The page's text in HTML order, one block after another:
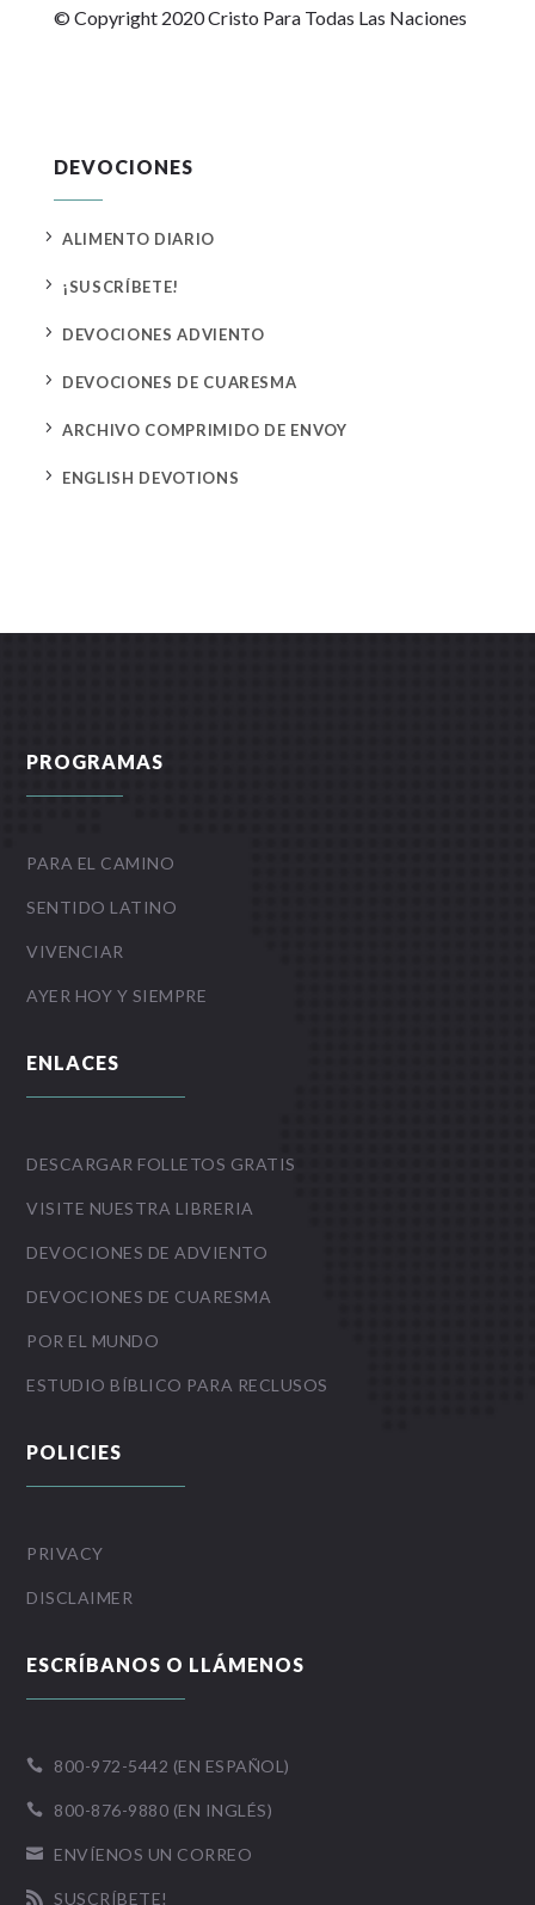
© Copyright 2020 Cristo Para Todas Las Naciones
DEVOCIONES
5 ALIMENTO DIARIO
5 ¡SUSCRÍBETE!
5 DEVOCIONES ADVIENTO
5 DEVOCIONES DE CUARESMA
5 ARCHIVO COMPRIMIDO DE ENVOY
5 ENGLISH DEVOTIONS
PROGRAMAS
PARA EL CAMINO
SENTIDO LATINO
VIVENCIAR
AYER HOY Y SIEMPRE
ENLACES
DESCARGAR FOLLETOS GRATIS
VISITE NUESTRA LIBRERIA
DEVOCIONES DE ADVIENTO
DEVOCIONES DE CUARESMA
POR EL MUNDO
ESTUDIO BÍBLICO PARA RECLUSOS
POLICIES
PRIVACY
DISCLAIMER
ESCRÍBANOS O LLÁMENOS
 800-972-5442 (EN ESPAÑOL)
 800-876-9880 (EN INGLÉS)
 ENVÍENOS UN CORREO
 SUSCRÍBETE!